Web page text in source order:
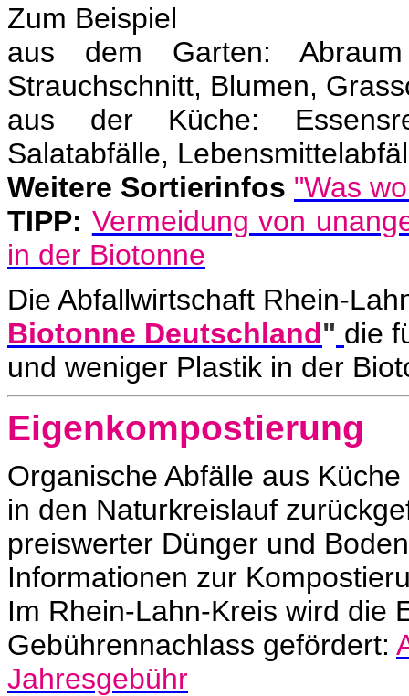
Zum Beispiel
aus dem Garten:
Strauchschnitt, Blumen,
aus der Küche:
Salatabfälle,
Weitere Sortierinfos "Was
TIPP: Vermeidung von
in der Biotonne
Die Abfallwirtschaft Rhein-
Biotonne Deutschland" die
und weniger Plastik in der
Eigenkompostierung
Organische Abfälle aus
in den Naturkreislauf
preiswerter Dünger und
Informationen zur
Im Rhein-Lahn-Kreis wird die
Gebührennachlass gefördert:
Jahresgebühr